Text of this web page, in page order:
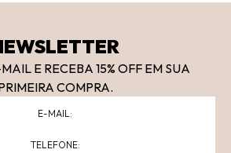
E RECEBA 15% OFF EM SUA
COMPRA.